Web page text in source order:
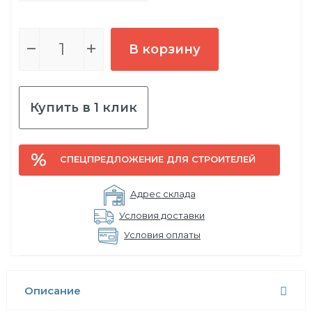
В корзину
Купить в 1 клик
СПЕЦПРЕДЛОЖЕНИЕ ДЛЯ СТРОИТЕЛЕЙ
Адрес склада
Условия доставки
Условия оплаты
Описание